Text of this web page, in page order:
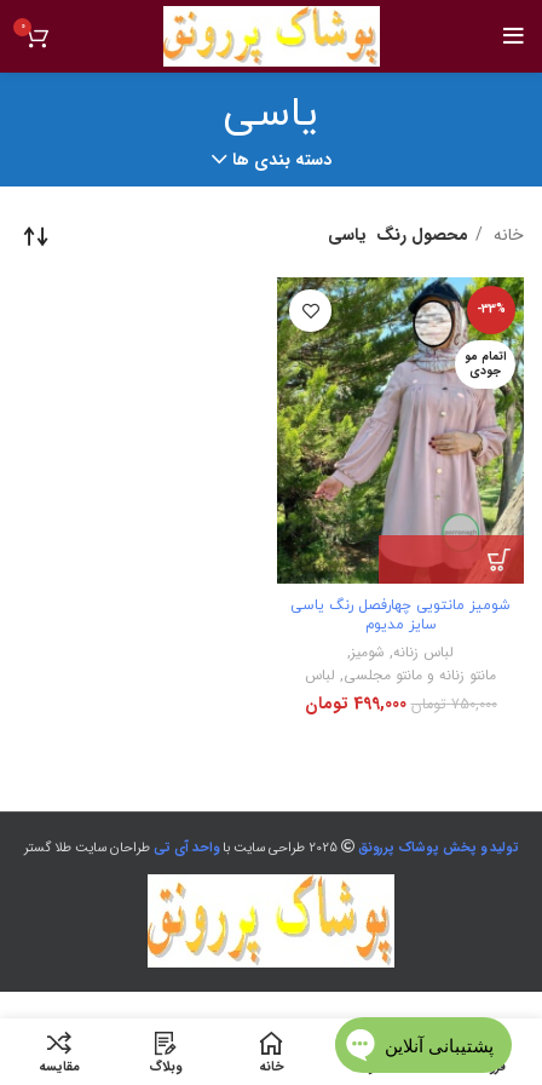
0
یاسی
دسته بندی ها
خانه محصول رنگ یاسی
-33%
اتمام مو
جودی
شومیز مانتویی چهارفصل رنگ یاسی
سایز مدیوم
لباس زنانه, شومیز,
مانتو زنانه و مانتو مجلسی, لباس
750,000 تومان 499,000 تومان
تولید و پخش پوشاک پررونق 2025 طراحی سایت با واحد آی تیطراحان سایت طلا گستر
فروشگاه خانه وبلاگ مقایسه